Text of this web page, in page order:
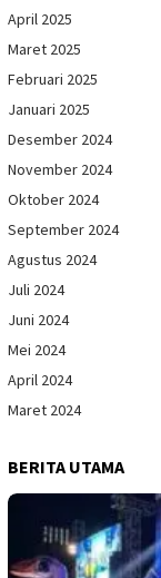
April 2025
Maret 2025
Februari 2025
Januari 2025
Desember 2024
November 2024
Oktober 2024
September 2024
Agustus 2024
Juli 2024
Juni 2024
Mei 2024
April 2024
Maret 2024
BERITA UTAMA